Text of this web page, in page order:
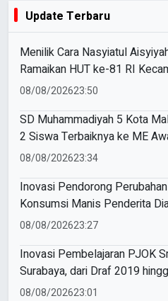
Update Terbaru
Menilik Cara Nasyiatul
Ramaikan HUT ke-81 RI
Sukodadi
08/08/202623:50
SD Muhammadiyah 5 Kota
2 Siswa Terbaiknya ke ME
08/08/202623:34
Inovasi Pendorong
Konsumsi Manis Penderita
Mahasiswa Unesa
08/08/202623:27
Inovasi Pembelajaran PJOK
Surabaya, dari Draf 2019
Modul Gizi Digital
08/08/202623:01